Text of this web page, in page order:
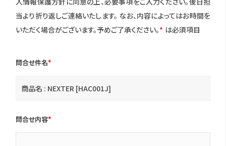
当より折り返しご連絡いたします。 なお、内容によってはお時間を
いただく場合がございます。予めご了承ください。* は必須項目
問合せ件名*
商品名 : NEXTER [HAC001J]
問合せ内容*